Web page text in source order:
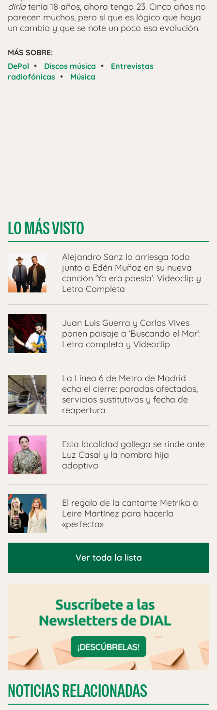
diríatenía 18 años, ahora tengo 23. Cinco años no
parecen muchos, pero sí que es lógico que haya
un cambio y que se note un poco esa evolución.
MÁS SOBRE:
DePol • Discos música •
Entrevistas
radiofónicas • Música
LO MÁS VISTO
Alejandro Sanz lo arriesga todo
junto a Edén Muñoz en su nueva
canción ‘Yo era poesía’: Videoclip y
Letra Completa
Juan Luis Guerra y Carlos Vives
ponen paisaje a ‘Buscando el Mar’:
Letra completa y Videoclip
La Línea 6 de Metro de Madrid
echa el cierre: paradas afectadas,
servicios sustitutivos y fecha de
reapertura
Esta localidad gallega se rinde ante
Luz Casal y la nombra hija
adoptiva
El regalo de la cantante Metrika a
Leire Martínez para hacerla
«perfecta»
Ver toda la lista
NOTICIAS RELACIONADAS